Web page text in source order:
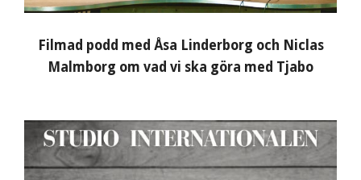
Filmad podd med Åsa Linderborg och Niclas
Malmborg om vad vi ska göra med Tjabo